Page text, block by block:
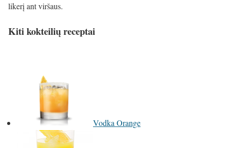
likerį ant viršaus.
Kiti kokteilių receptai
Vodka Orange